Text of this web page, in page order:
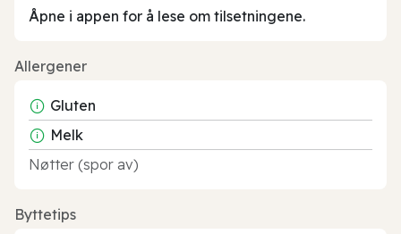
Åpne i appen for å lese om tilsetningene.
Allergener
Gluten
Melk
Nøtter (spor av)
Byttetips